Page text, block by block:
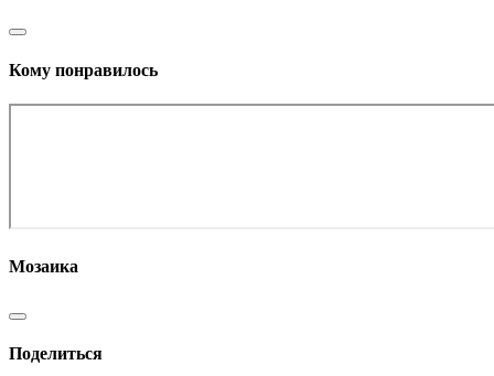
Кому понравилось
Мозаика
Поделиться